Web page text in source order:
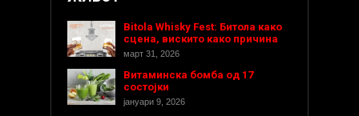
Bitola Whisky Fest: Битола како
сцена, вискито како причина
март 31, 2026
Витаминска бомба од 17
состојки
јануари 9, 2026